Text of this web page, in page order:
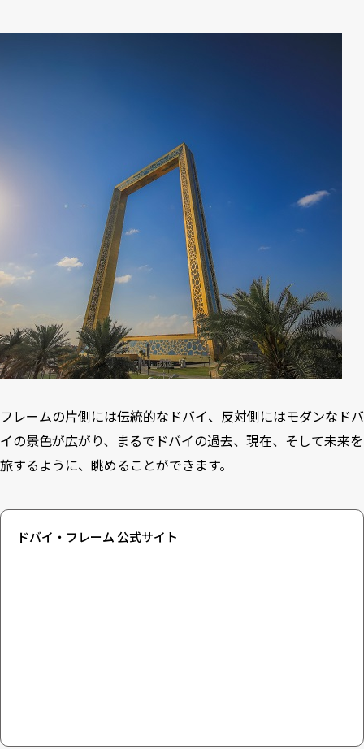
フレームの片側には伝統的なドバイ、反対側にはモダンなドバ
イの景色が広がり、まるでドバイの過去、現在、そして未来を
旅するように、眺めることができます。
ドバイ・フレーム 公式サイト